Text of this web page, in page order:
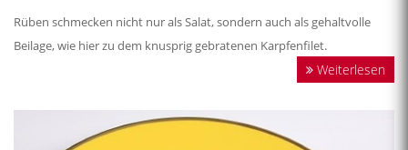
Rüben schmecken nicht nur als Salat, sondern auch als gehaltvolle
Beilage, wie hier zu dem knusprig gebratenen Karpfenfilet.
Weiterlesen